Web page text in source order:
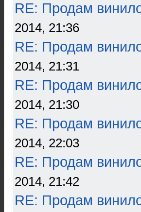
RE: Продам
2014, 21:36
RE: Продам
2014, 21:31
RE: Продам
2014, 21:30
RE: Продам
2014, 22:03
RE: Продам
2014, 21:42
RE: Продам